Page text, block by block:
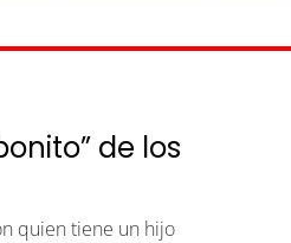
de los
quien tiene un hijo